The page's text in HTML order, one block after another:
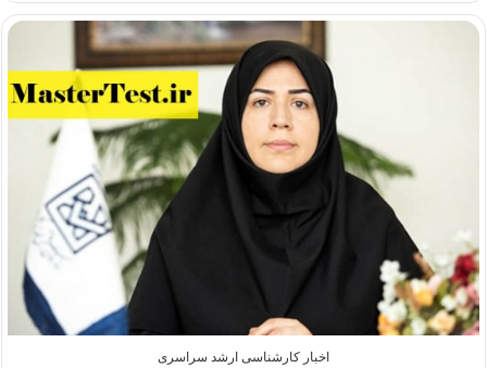
کارشناسی
ارشد
دانشگاه
آزاد
۱۴۰۲
azmoon.org
اخبار کارشناسی ارشد سراسری